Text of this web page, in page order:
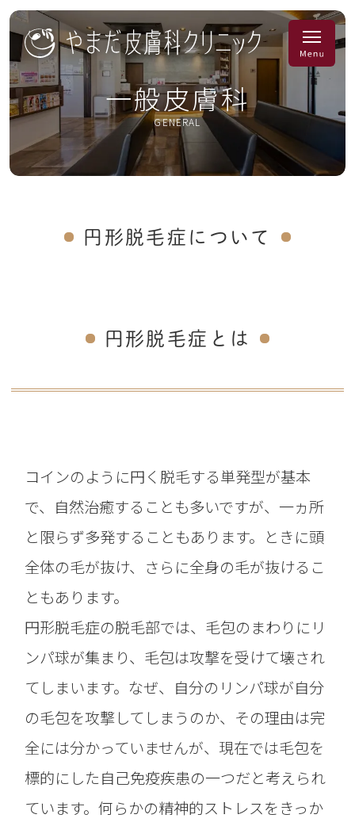
一般皮膚科
GENERAL
円形脱毛症について
円形脱毛症とは
コインのように円く脱毛する単発型が基本
で、自然治癒することも多いですが、一ヵ所
と限らず多発することもあります。ときに頭
全体の毛が抜け、さらに全身の毛が抜けるこ
ともあります。
円形脱毛症の脱毛部では、毛包のまわりにリ
ンパ球が集まり、毛包は攻撃を受けて壊され
てしまいます。なぜ、自分のリンパ球が自分
の毛包を攻撃してしまうのか、その理由は完
全には分かっていませんが、現在では毛包を
標的にした自己免疫疾患の一つだと考えられ
ています。何らかの精神的ストレスをきっか